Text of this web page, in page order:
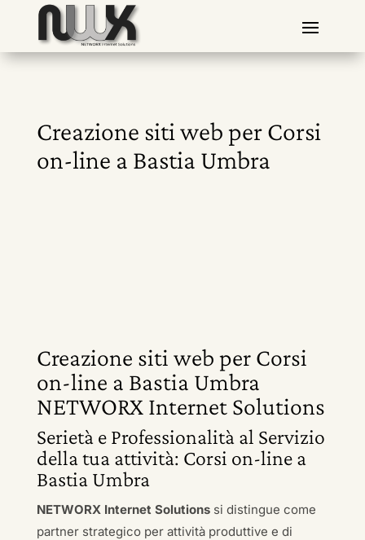
Creazione siti web per Corsi
on-line a Bastia Umbra
Creazione siti web per Corsi
on-line a Bastia Umbra
NETWORX Internet Solutions
Serietà e Professionalità al Servizio
della tua attività: Corsi on-line a
Bastia Umbra
NETWORX Internet Solutionssi distingue come
partner strategico per attività produttive e di